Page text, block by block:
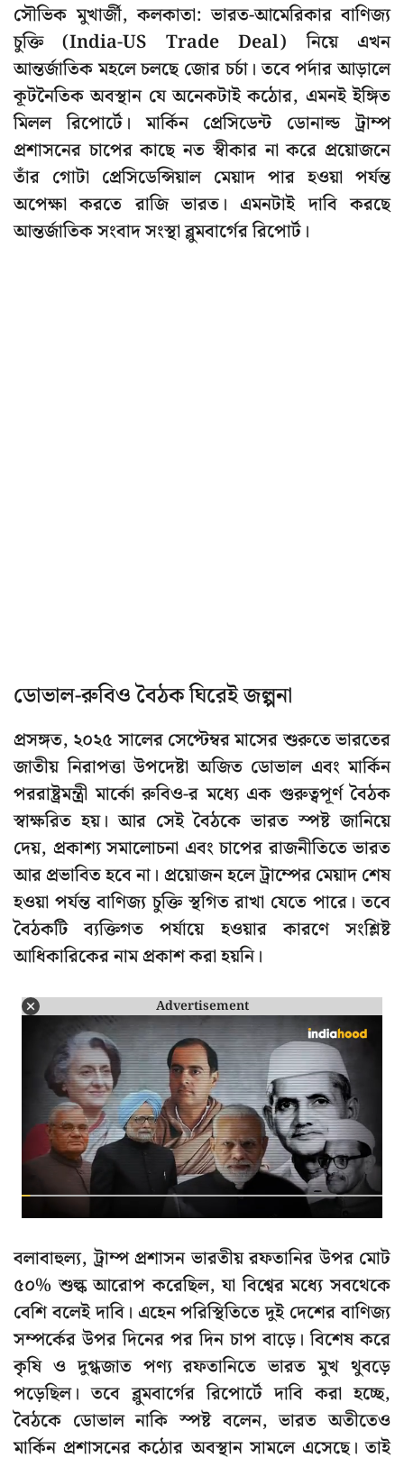
সৌভিক মুখার্জী, কলকাতা: ভারত-আমেরিকার বাণিজ্য
চুক্তি (India-US Trade Deal) নিয়ে এখন
আন্তর্জাতিক মহলে চলছে জোর চর্চা। তবে পর্দার আড়ালে
কূটনৈতিক অবস্থান যে অনেকটাই কঠোর, এমনই ইঙ্গিত
মিলল রিপোর্টে। মার্কিন প্রেসিডেন্ট ডোনাল্ড ট্রাম্প
প্রশাসনের চাপের কাছে নত স্বীকার না করে প্রয়োজনে
তাঁর গোটা প্রেসিডেন্সিয়াল মেয়াদ পার হওয়া পর্যন্ত
অপেক্ষা করতে রাজি ভারত। এমনটাই দাবি করছে
আন্তর্জাতিক সংবাদ সংস্থা ব্লুমবার্গের রিপোর্ট।
ডোভাল-রুবিও বৈঠক ঘিরেই জল্পনা
প্রসঙ্গত, ২০২৫ সালের সেপ্টেম্বর মাসের শুরুতে ভারতের
জাতীয় নিরাপত্তা উপদেষ্টা অজিত ডোভাল এবং মার্কিন
পররাষ্ট্রমন্ত্রী মার্কো রুবিও-র মধ্যে এক গুরুত্বপূর্ণ বৈঠক
স্বাক্ষরিত হয়। আর সেই বৈঠকে ভারত স্পষ্ট জানিয়ে
দেয়, প্রকাশ্য সমালোচনা এবং চাপের রাজনীতিতে ভারত
আর প্রভাবিত হবে না। প্রয়োজন হলে ট্রাম্পের মেয়াদ শেষ
হওয়া পর্যন্ত বাণিজ্য চুক্তি স্থগিত রাখা যেতে পারে। তবে
বৈঠকটি ব্যক্তিগত পর্যায়ে হওয়ার কারণে সংশ্লিষ্ট
আধিকারিকের নাম প্রকাশ করা হয়নি।
Advertisement
বলাবাহুল্য, ট্রাম্প প্রশাসন ভারতীয় রফতানির উপর মোট
৫০% শুল্ক আরোপ করেছিল, যা বিশ্বের মধ্যে সবথেকে
বেশি বলেই দাবি। এহেন পরিস্থিতিতে দুই দেশের বাণিজ্য
সম্পর্কের উপর দিনের পর দিন চাপ বাড়ে। বিশেষ করে
কৃষি ও দুগ্ধজাত পণ্য রফতানিতে ভারত মুখ থুবড়ে
পড়েছিল। তবে ব্লুমবার্গের রিপোর্টে দাবি করা হচ্ছে,
বৈঠকে ডোভাল নাকি স্পষ্ট বলেন, ভারত অতীতেও
মার্কিন প্রশাসনের কঠোর অবস্থান সামলে এসেছে। তাই